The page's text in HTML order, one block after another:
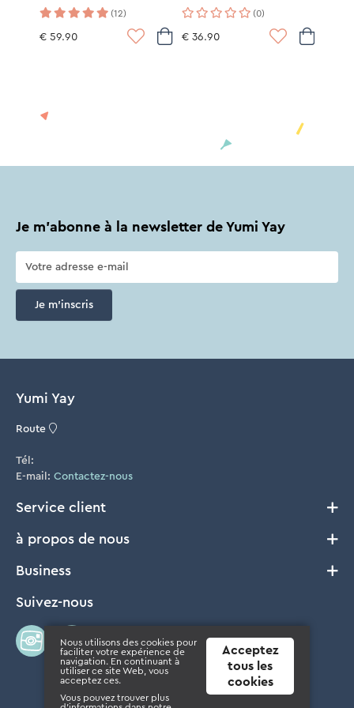
(12)
€ 59.90
(0)
€ 36.90
Je m'abonne à la newsletter de Yumi Yay
Je m'inscris
Yumi Yay
Route
Tél:
E-mail: Contactez-nous
Service client
Livraison et Retours
Privacy
Disclaimer
à propos de nous
Notre histoire
Concours
Business
B2B
Presse
Suivez-nous
Nous utilisons des cookies pour
faciliter votre expérience de
navigation. En continuant à
utiliser ce site Web, vous
acceptez ces.
Vous pouvez trouver plus
Acceptez
tous les
cookies